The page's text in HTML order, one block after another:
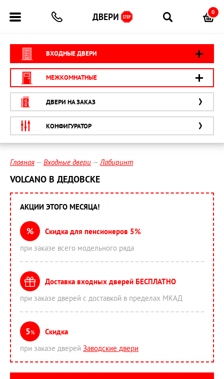
0
ВХОДНЫЕ ДВЕРИ
МЕЖКОМНАТНЫЕ
ДВЕРИ НА ЗАКАЗ
КОНФИГУРАТОР
Главная Входные двери Лабиринт
VOLCANO В ДЕДОВСКЕ
АКЦИИ ЭТОГО МЕСЯЦА!
%
Скидка для пенсионеров 5%
при заказе всего модельного ряда
Доставка входных дверей БЕСПЛАТНО
при заказе дверей с доставкой в пределах МКАД
5%
Скидка
при заказе дверей Заводские двери